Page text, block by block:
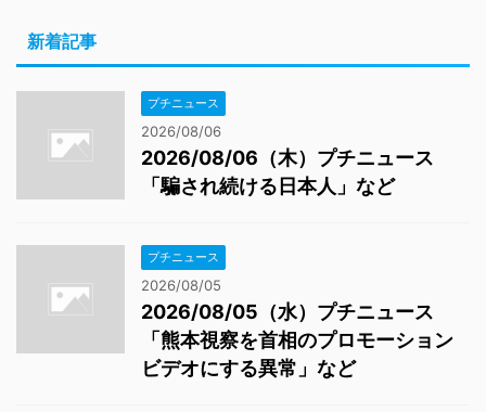
新着記事
プチニュース
2026/08/06
2026/08/06（木）プチニュース
「騙され続ける日本人」など
プチニュース
2026/08/05
2026/08/05（水）プチニュース
「熊本視察を首相のプロモーション
ビデオにする異常」など